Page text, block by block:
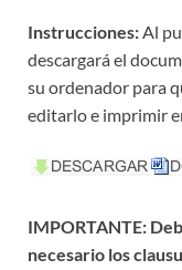
Instrucciones:Al
descargará el
su ordenador para
editarlo e imprimir
IMPORTANTE:
necesario los